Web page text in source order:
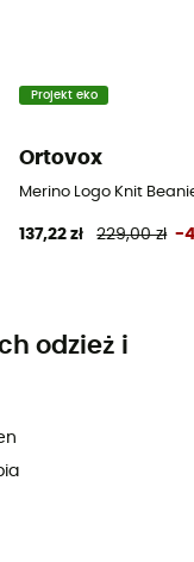
Projekt eko
Ortovox
Merino Logo Knit
137,22 zł 229,00 zł -
odzież i